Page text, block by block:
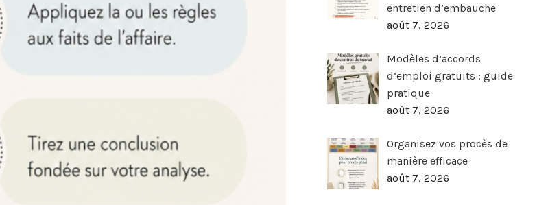
entretien d’embauche
août 7, 2026
Modèles d’accords
d’emploi gratuits : guide
pratique
août 7, 2026
Organisez vos procès de
manière efficace
août 7, 2026